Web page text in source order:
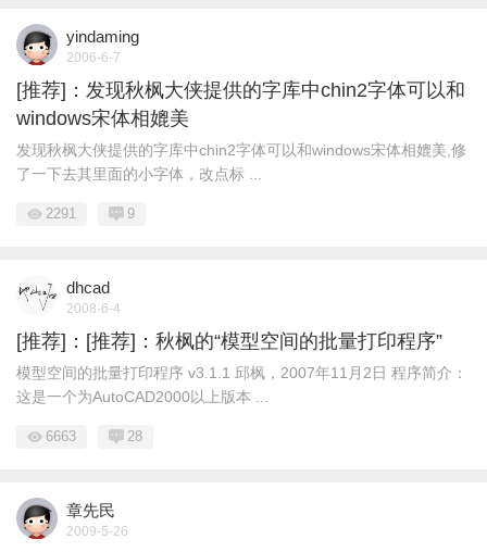
yindaming
2006-6-7
[推荐]：发现秋枫大侠提供的字库中chin2字体可以和
windows宋体相媲美
发现秋枫大侠提供的字库中chin2字体可以和windows宋体相媲美,修
了一下去其里面的小字体，改点标 ...
2291 9
dhcad
2008-6-4
[推荐]：[推荐]：秋枫的“模型空间的批量打印程序”
模型空间的批量打印程序 v3.1.1 邱枫，2007年11月2日 程序简介：
这是一个为AutoCAD2000以上版本 ...
6663 28
章先民
2009-5-26